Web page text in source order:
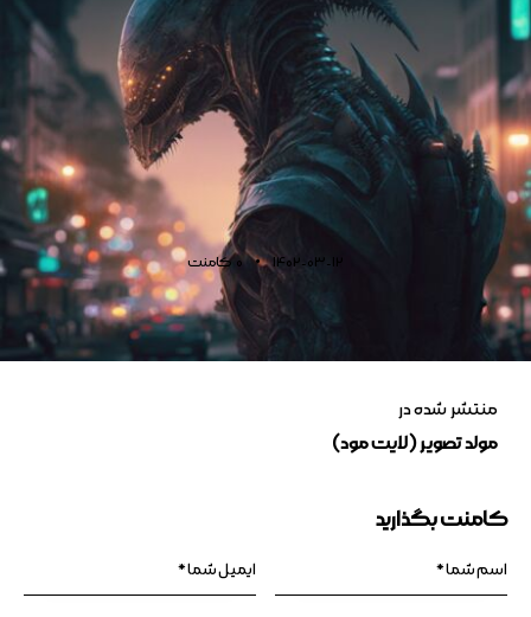
1402-03-12
0 کامنت
منتشر شده در
مولد تصویر (لایت مود)
کامنت بگذارید